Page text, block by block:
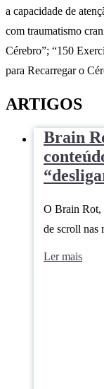
a capacidade de
com traumatismo
Cérebro”; “150
para Recarregar o
ARTIGOS
Brain
O Brain Rot,
de scroll nas
Ler mais